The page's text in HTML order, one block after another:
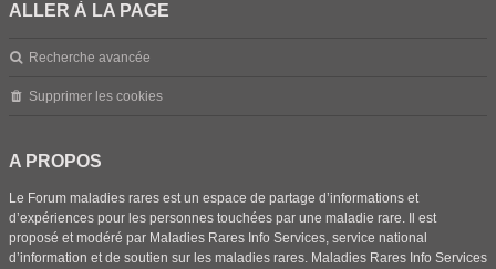
ALLER À LA PAGE
Recherche avancée
Supprimer les cookies
A PROPOS
Le Forum maladies rares est un espace de partage d’informations et
d’expériences pour les personnes touchées par une maladie rare. Il est
proposé et modéré par Maladies Rares Info Services, service national
d’information et de soutien sur les maladies rares. Maladies Rares Info Services